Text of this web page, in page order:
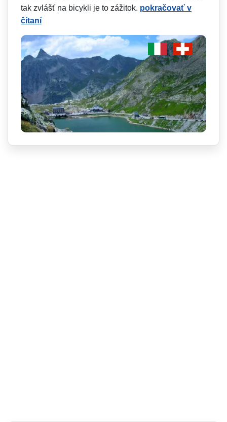
tak zvlášť na bicykli je to zážitok. pokračovať v
čítaní